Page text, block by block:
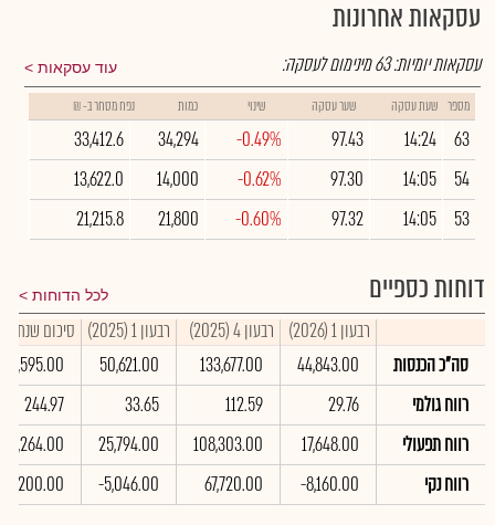
עסקאות אחרונות
עוד עסקאות עסקאות יומיות:63מינימום לעסקה:
מספר שעת עסקה שער עסקה שינוי כמות נפח מסחר ב- ₪
63
14:24
97.43
-0.49%
34,294
33,412.6
54
14:05
97.30
-0.62%
14,000
13,622.0
53
14:05
97.32
-0.60%
21,800
21,215.8
דוחות כספיים לכל הדוחות
רבעון 1 (2026) רבעון 4 (2025) רבעון 1 (2025)
סיכום שנתי 2025
סה"כ הכנסות
44,843.00
133,677.00
50,621.00
רווח גולמי
29.76
112.59
33.65
244.97
רווח תפעולי
17,648.00
108,303.00
25,794.00
רווח נקי
-8,160.00
67,720.00
-5,046.00
45,200.00